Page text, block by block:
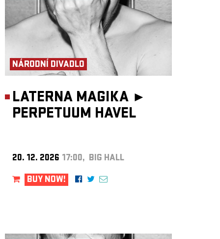
NÁRODNÍ DIVADLO
LATERNA MAGIKA ►
PERPETUUM HAVEL
20. 12. 2026 17:00, BIG HALL
BUY NOW!